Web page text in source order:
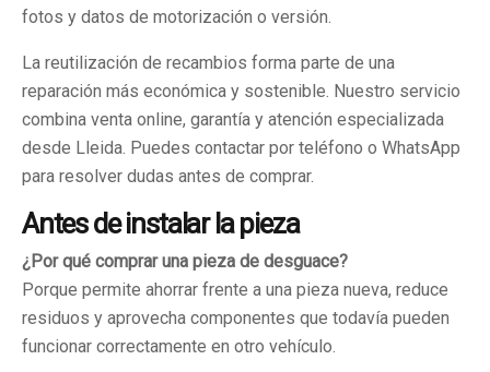
fotos y datos de motorización o versión.
La reutilización de recambios forma parte de una
reparación más económica y sostenible. Nuestro servicio
combina venta online, garantía y atención especializada
desde Lleida. Puedes contactar por teléfono o WhatsApp
para resolver dudas antes de comprar.
Antes de instalar la pieza
¿Por qué comprar una pieza de desguace?
Porque permite ahorrar frente a una pieza nueva, reduce
residuos y aprovecha componentes que todavía pueden
funcionar correctamente en otro vehículo.